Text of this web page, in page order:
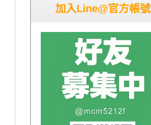
加入Line@官方帳號